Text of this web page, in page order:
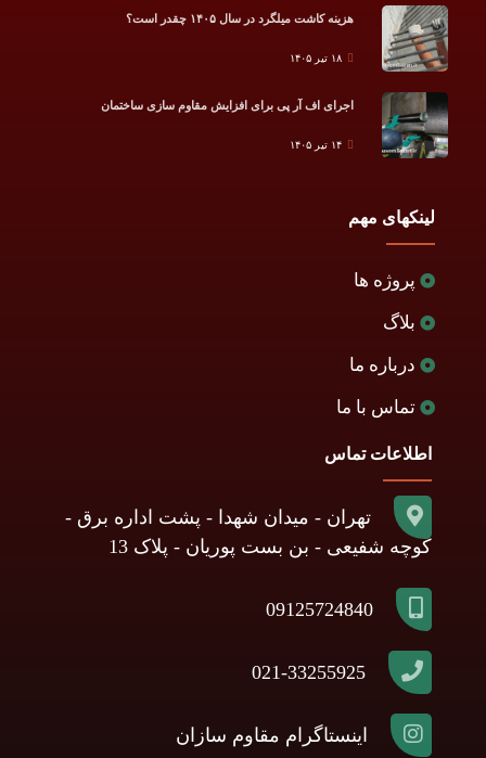
هزینه کاشت میلگرد در سال ۱۴۰۵ چقدر است؟
۱۸ تیر ۱۴۰۵
اجرای اف آر پی برای افزایش مقاوم سازی ساختمان
۱۴ تیر ۱۴۰۵
لینکهای مهم
پروژه ها
بلاگ
درباره ما
تماس با ما
اطلاعات تماس
تهران - میدان شهدا - پشت اداره برق -
کوچه شفیعی - بن بست پوریان - پلاک 13
09125724840
021-33255925
اینستاگرام مقاوم سازان